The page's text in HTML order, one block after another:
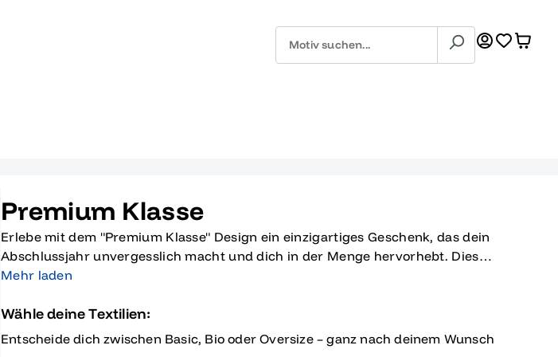
Premium Klasse
Erlebe mit dem "Premium Klasse" Design ein einzigartiges Geschenk, das dein
Abschlussjahr unvergesslich macht und dich in der Menge hervorhebt. Dieses
stilvolle schwarze Muster, disjunkt und künstlerisch über das quadratische
Möglichkeiten und Abenteuer. Es ist perfekt für Abi-Absolventen, die ihren
besonderen Moment in einem modernen und individuellen Stil feiern möchten.
Die hochwertige Verarbeitung und das durchdachte Design machen dieses
Mehr laden
Wähle deine Textilien:
Entscheide dich zwischen Basic, Bio oder Oversize – ganz nach deinem Wunsch